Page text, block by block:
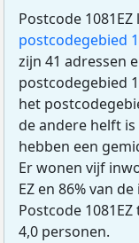
Postcode
postcodegebied
zijn 41 adressen
postcodegebied
het
de andere helft
hebben een
Er wonen vijf
EZ en 86% van
Postcode
4,0 personen.